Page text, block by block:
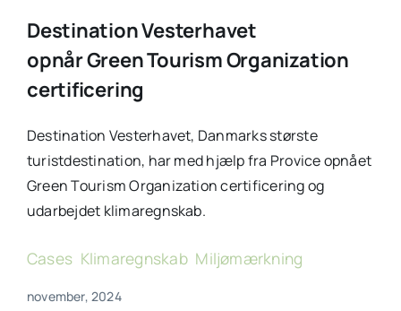
Destination Vesterhavet
opnår Green Tourism Organization
certificering
Destination Vesterhavet, Danmarks største
turistdestination, har med hjælp fra Provice opnået
Green Tourism Organization certificering og
udarbejdet klimaregnskab.
Cases Klimaregnskab, Miljømærkning
november, 2024